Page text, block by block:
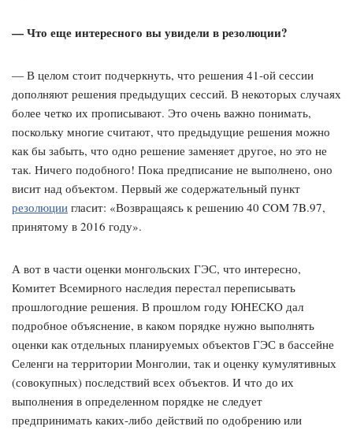
— Что еще интересного вы увидели в резолюции?
— В целом стоит подчеркнуть, что решения 41-ой сессии
дополняют решения предыдущих сессий. В некоторых случаях
более четко их прописывают. Это очень важно понимать,
поскольку многие считают, что предыдущие решения можно
как бы забыть, что одно решение заменяет другое, но это не
так. Ничего подобного! Пока предписание не выполнено, оно
висит над объектом. Первый же содержательный пункт
резолюции гласит: «Возвращаясь к решению 40 COM 7B.97,
принятому в 2016 году».
А вот в части оценки монгольских ГЭС, что интересно,
Комитет Всемирного наследия перестал переписывать
прошлогодние решения. В прошлом году ЮНЕСКО дал
подробное объяснение, в каком порядке нужно выполнять
оценки как отдельных планируемых объектов ГЭС в бассейне
Селенги на территории Монголии, так и оценку кумулятивных
(совокупных) последствий всех объектов. И что до их
выполнения в определенном порядке не следует
предпринимать каких-либо действий по одобрению или